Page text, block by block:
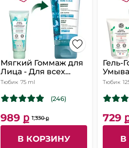
Мягкий Гоммаж для
Лица - Для всех
типов кожи, 75 мл
Тюбик 75 ml
(246)
989 ք 1,330 ք
В КОРЗИНУ
Гель-
к
Тюбик
729
В